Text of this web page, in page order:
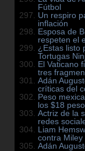
Fútbol
Un respiro
inflación
Esposa de
respeten el
¿Estas listo
Tortugas
El Vaticano
tres
Adán
críticas del
Peso
los $18
Actriz de la
redes
Liam
contra Miley
Adán